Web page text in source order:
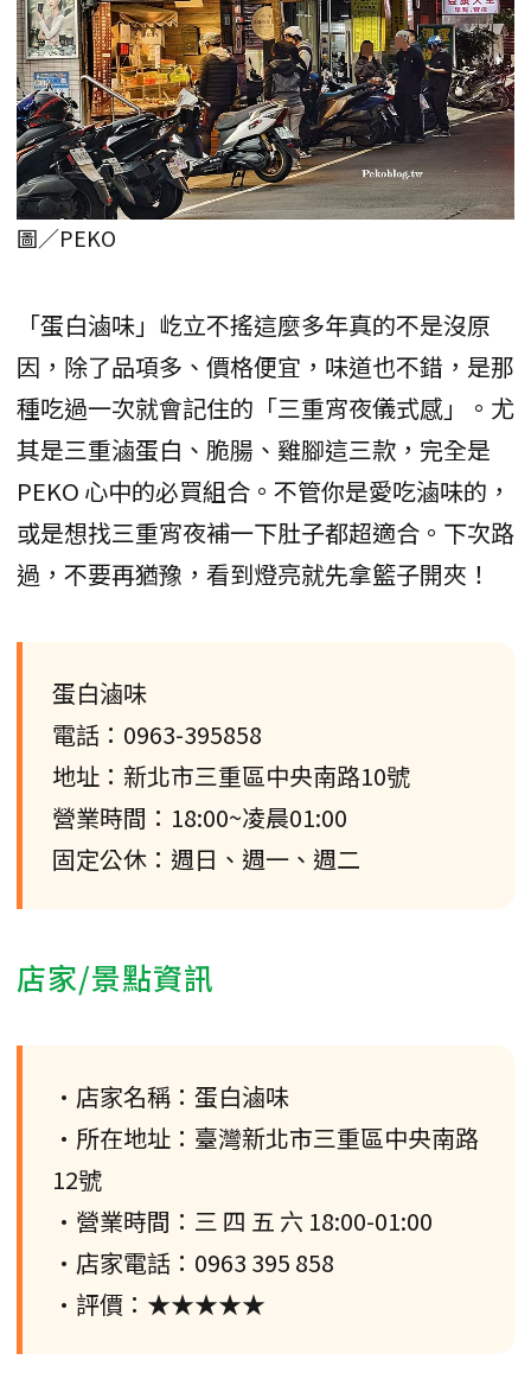
圖／PEKO
「蛋白滷味」屹立不搖這麼多年真的不是沒原
因，除了品項多、價格便宜，味道也不錯，是那
種吃過一次就會記住的「三重宵夜儀式感」。尤
其是三重滷蛋白、脆腸、雞腳這三款，完全是
PEKO 心中的必買組合。不管你是愛吃滷味的，
或是想找三重宵夜補一下肚子都超適合。下次路
過，不要再猶豫，看到燈亮就先拿籃子開夾！
蛋白滷味
電話：0963-395858
地址：新北市三重區中央南路10號
營業時間：18:00~凌晨01:00
固定公休：週日、週一、週二
店家/景點資訊
•店家名稱：蛋白滷味
•所在地址：臺灣新北市三重區中央南路
12號
•營業時間：三 四 五 六 18:00-01:00
•店家電話：0963 395 858
•評價：★★★★★